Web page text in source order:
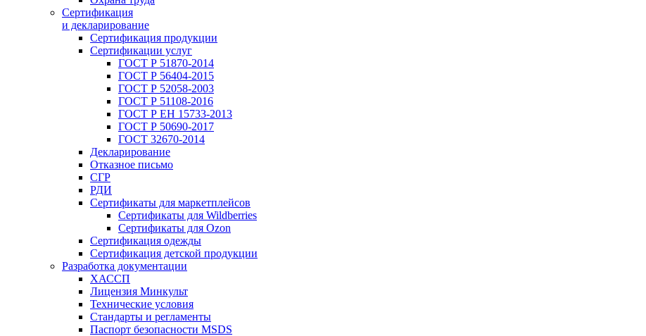
Сертификация
и декларирование
Сертификация продукции
Сертификации услуг
ГОСТ Р 51870-2014
ГОСТ Р 56404-2015
ГОСТ Р 52058-2003
ГОСТ Р 51108-2016
ГОСТ Р ЕН 15733-2013
ГОСТ Р 50690-2017
ГОСТ 32670-2014
Декларирование
Отказное письмо
СГР
РДИ
Сертификаты для маркетплейсов
Сертификаты для Wildberries
Сертификаты для Ozon
Сертификация одежды
Сертификация детской продукции
Разработка документации
ХАССП
Лицензия Минкульт
Технические условия
Стандарты и регламенты
Паспорт безопасности MSDS